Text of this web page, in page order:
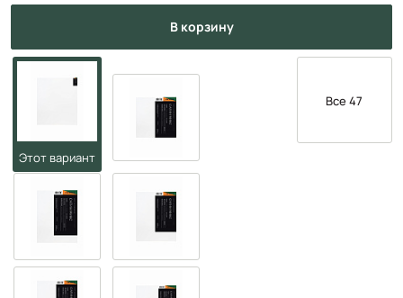
в корзину
Все 47